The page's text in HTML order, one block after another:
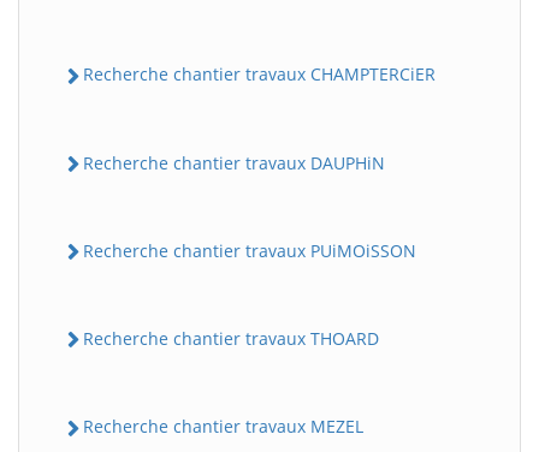
Recherche chantier travaux CHAMPTERCiER
Recherche chantier travaux DAUPHiN
Recherche chantier travaux PUiMOiSSON
Recherche chantier travaux THOARD
Recherche chantier travaux MEZEL